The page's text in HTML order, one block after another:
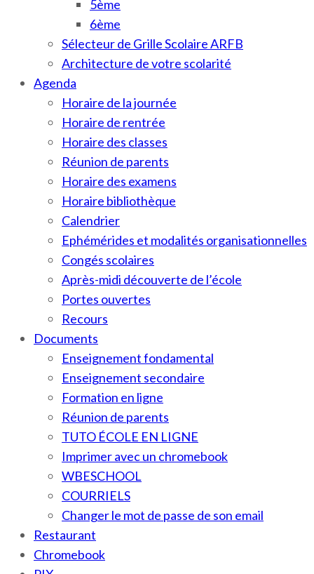
5ème
6ème
Sélecteur de Grille Scolaire ARFB
Architecture de votre scolarité
Agenda
Horaire de la journée
Horaire de rentrée
Horaire des classes
Réunion de parents
Horaire des examens
Horaire bibliothèque
Calendrier
Ephémérides et modalités organisationnelles
Congés scolaires
Après-midi découverte de l’école
Portes ouvertes
Recours
Documents
Enseignement fondamental
Enseignement secondaire
Formation en ligne
Réunion de parents
TUTO ÉCOLE EN LIGNE
Imprimer avec un chromebook
WBESCHOOL
COURRIELS
Changer le mot de passe de son email
Restaurant
Chromebook